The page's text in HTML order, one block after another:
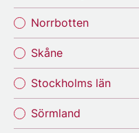
Norrbotten
Skåne
Stockholms län
Sörmland